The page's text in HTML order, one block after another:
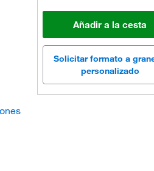
Añadir a la cesta
Solicitar formato a
personalizado